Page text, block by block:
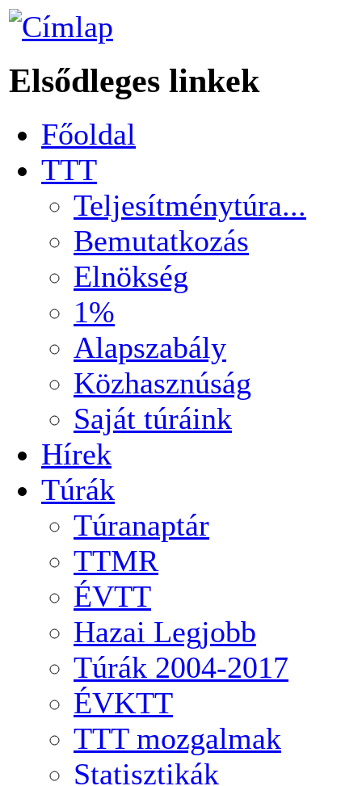
Elsődleges linkek
Főoldal
TTT
Teljesítménytúra...
Bemutatkozás
Elnökség
1%
Alapszabály
Közhasznúság
Saját túráink
Hírek
Túrák
Túranaptár
TTMR
ÉVTT
Hazai Legjobb
Túrák 2004-2017
ÉVKTT
TTT mozgalmak
Statisztikák